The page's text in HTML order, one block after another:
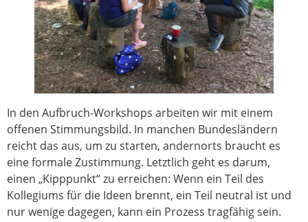
In den Aufbruch-Workshops arbeiten wir mit einem
offenen Stimmungsbild. In manchen Bundesländern
reicht das aus, um zu starten, andernorts braucht es
eine formale Zustimmung. Letztlich geht es darum,
einen „Kipppunkt“ zu erreichen: Wenn ein Teil des
Kollegiums für die Ideen brennt, ein Teil neutral ist und
nur wenige dagegen, kann ein Prozess tragfähig sein.